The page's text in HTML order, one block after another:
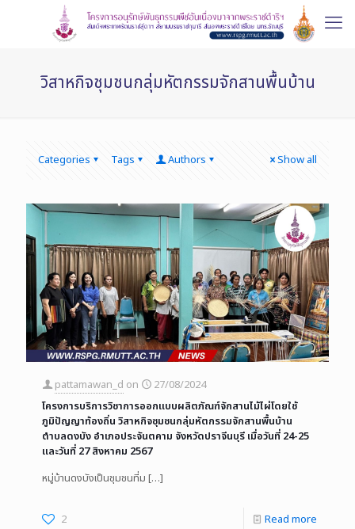
วิสาหกิจชุมชนกลุ่มหัตกรรมจักสานพื้นบ้าน
Categories Tags Authors Show all
pattamawan_d on
27/08/2024
โครงการบริการวิชาการออกแบบผลิตภัณฑ์จักสานไม้ไผ่โดยใช้
ภูมิปัญญาท้องถิ่น วิสาหกิจชุมชนกลุ่มหัตกรรมจักสานพื้นบ้าน
ตำบลดงบัง อำเภอประจันตคาม จังหวัดปราจีนบุรี เมื่อวันที่ 24-25
และวันที่ 27 สิงหาคม 2567
หมู่บ้านดงบังเป็นชุมชนที่ม […]
2 Read more